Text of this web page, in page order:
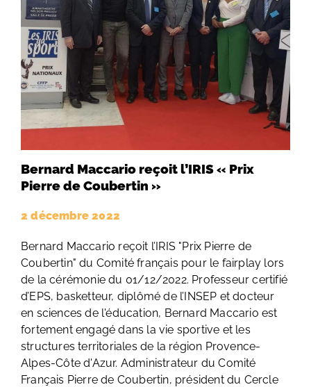
Bernard Maccario reçoit l’IRIS « Prix
Pierre de Coubertin »
2 décembre 2022
Bernard Maccario reçoit l’IRIS "Prix Pierre de
Coubertin" du Comité français pour le fairplay lors
de la cérémonie du 01/12/2022. Professeur certifié
d’EPS, basketteur, diplômé de l’INSEP et docteur
en sciences de l'éducation, Bernard Maccario est
fortement engagé dans la vie sportive et les
structures territoriales de la région Provence-
Alpes-Côte d'Azur. Administrateur du Comité
Français Pierre de Coubertin, président du Cercle